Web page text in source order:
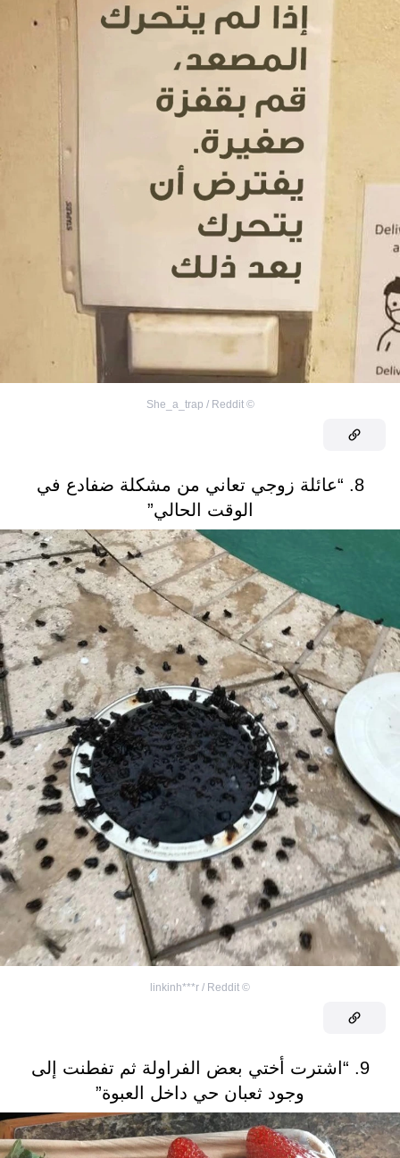
©
She_a_trap / Reddit
8. “عائلة زوجي تعاني من مشكلة ضفادع في
الوقت الحالي”
©
linkinh***r / Reddit
9. “اشترت أختي بعض الفراولة ثم تفطنت إلى
وجود ثعبان حي داخل العبوة”